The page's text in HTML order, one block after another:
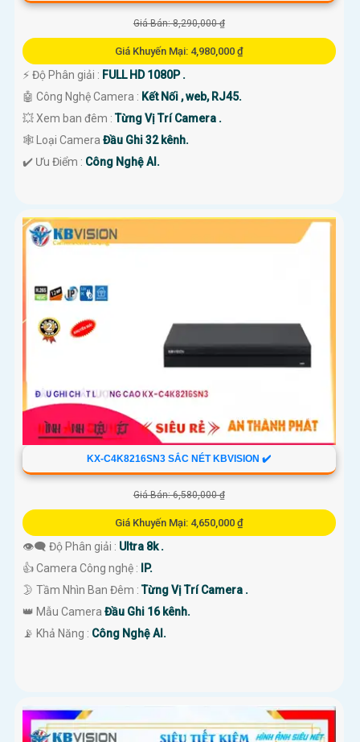
Giá Bán: 8,290,000 ₫
Giá Khuyến Mại: 4,980,000 ₫
️⚡ Độ Phân giải : FULL HD 1080P .
🤖️ Công Nghệ Camera : Kết Nối , web, RJ45.
💥 Xem ban đêm :Từng Vị Trí Camera .
🕸️ Loại Camera Đầu Ghi 32 kênh.
️✔️ Ưu Điểm : Công Nghệ AI.
KX-C4K8216SN3 SẮC NÉT KBVISION ✔️
Giá Bán: 6,580,000 ₫
Giá Khuyến Mại: 4,650,000 ₫
👁️‍🗨 Độ Phân giải : Ultra 8k .
👍 Camera Công nghệ :
IP.
🌛 Tầm Nhìn Ban Đêm :Từng Vị Trí Camera .
👑 Mẫu Camera Đầu Ghi 16 kênh.
️📡 Khả Năng : Công Nghệ AI.